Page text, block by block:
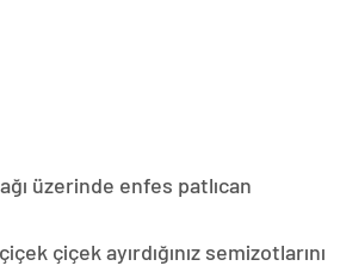
üzerinde enfes patlıcan
çiçek ayırdığınız semizotlarını